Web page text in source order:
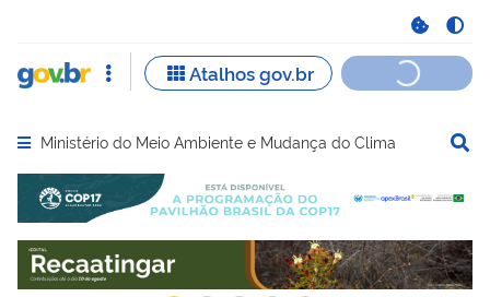
Abrir menu principal de navegação
Ministério do Meio Ambiente e Mudança do Clima
Serviços recomendados para você Serviços